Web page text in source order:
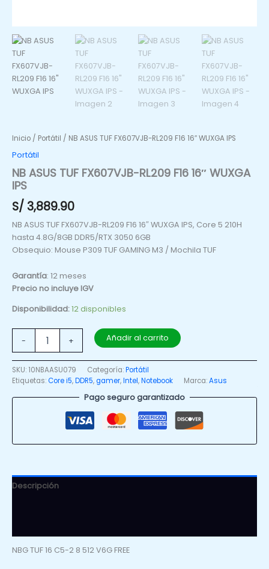
Inicio / Portátil / NB ASUS TUF FX607VJB-RL209 F16 16″ WUXGA IPS
Portátil
NB ASUS TUF FX607VJB-RL209 F16 16″ WUXGA
IPS
S/ 3,889.90
NB ASUS TUF FX607VJB-RL209 F16 16″ WUXGA IPS, Core 5 210H
hasta 4.8G/8GB DDR5/RTX 3050 6GB
Obsequio: Mouse P309 TUF GAMING M3 / Mochila TUF
Garantía: 12 meses
Precio no incluye IGV
Disponibilidad:12 disponibles
- + Añadir al carrito
SKU:10NBAASU079 Categoría:Portátil
Etiquetas: Core i5,DDR5,gamer,Intel,Notebook Marca:Asus
Pago seguro garantizado
Descripción
NBG TUF 16 C5-2 8 512 V6G FREE